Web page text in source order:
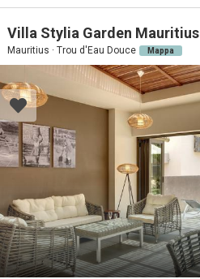
Villa Stylia Garden Mauritius
Mauritius · Trou d'Eau Douce Mappa